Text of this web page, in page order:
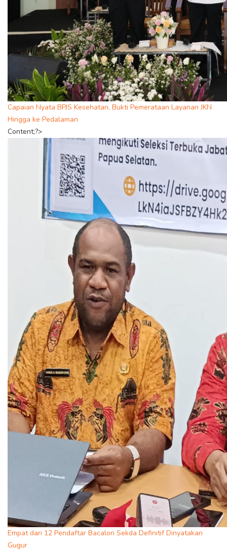
Capaian Nyata BPJS Kesehatan, Bukti Pemerataan Layanan JKN
Hingga ke Pedalaman
Content;?>
Empat dari 12 Pendaftar Bacalon Sekda Definitif Dinyatakan
Gugur